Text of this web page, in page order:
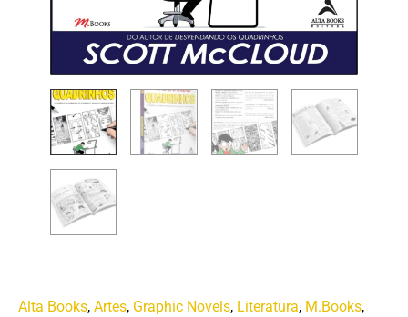
Alta Books, Artes, Graphic Novels, Literatura, M.Books,